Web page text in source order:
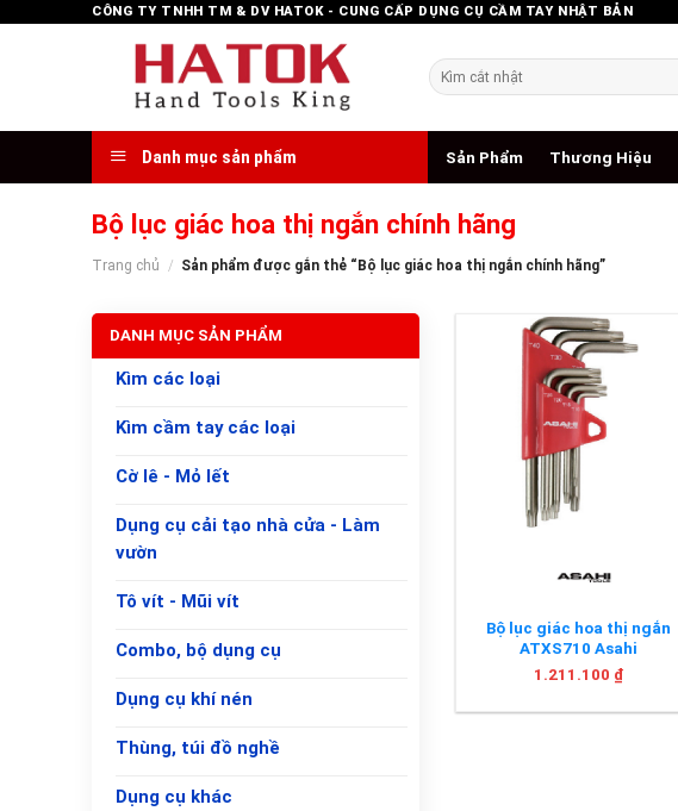
CÔNG TY TNHH TM & DV HATOK - CUNG CẤP DỤNG CỤ CẦM TAY NHẬT BẢN
Tìm
kiếm:
Danh mục sản phẩm Sản Phẩm Thương Hiệu
Bộ lục giác hoa thị ngắn chính hãng
Trang chủ / Sản phẩm được gắn thẻ “Bộ lục giác hoa thị ngắn chính hãng”
DANH MỤC SẢN PHẨM
Kìm các loại
Kìm cầm tay các loại
Cờ lê - Mỏ lết
Dụng cụ cải tạo nhà cửa - Làm
vườn
Tô vít - Mũi vít
Combo, bộ dụng cụ
Dụng cụ khí nén
Thùng, túi đồ nghề
Dụng cụ khác
Bộ lục giác hoa thị ngắn
ATXS710 Asahi
1.211.100 ₫